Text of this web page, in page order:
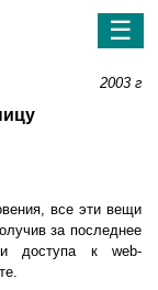
☰
2003 г
все эти вещи
за последнее
доступа к web-